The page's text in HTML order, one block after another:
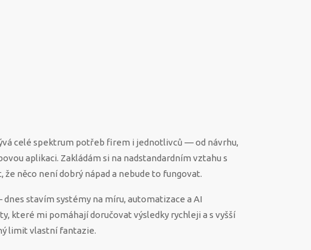
celé spektrum potřeb firem i jednotlivců — od návrhu,
aplikaci. Zakládám si na nadstandardním vztahu s
něco není dobrý nápad a nebude to fungovat.
stavím systémy na míru, automatizace a AI
které mi pomáhají doručovat výsledky rychleji a s vyšší
limit vlastní fantazie.